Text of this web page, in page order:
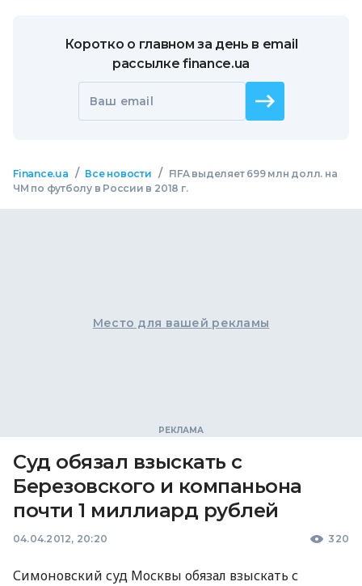
Коротко о главном за день в email
рассылке finance.ua
Ваш email
Finance.ua / Все новости /
FIFA выделяет 699 млн долл. на
ЧМ по футболу в России в 2018 г.
Место для вашей рекламы
Суд обязал взыскать с
Березовского и компаньона
почти 1 миллиард рублей
04.04.2012, 20:20 320
Симоновский суд Москвы обязал взыскать с